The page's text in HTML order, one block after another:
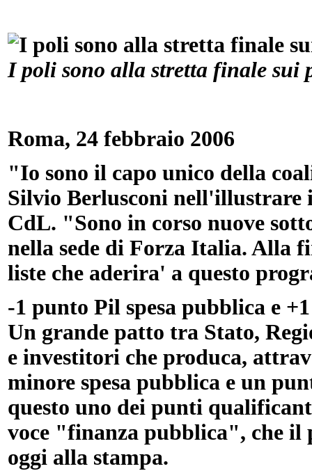
I poli sono alla stretta finale sui
Roma, 24 febbraio 2006
"Io sono il capo unico della
Silvio Berlusconi
CdL. "Sono in corso nuove
nella sede di Forza Italia. Alla
liste che aderira' a questo
-1 punto Pil spesa pubblica e
Un grande patto tra Stato,
e investitori che produca,
minore spesa pubblica e un
questo uno dei punti
voce "finanza pubblica", che il
oggi alla stampa.